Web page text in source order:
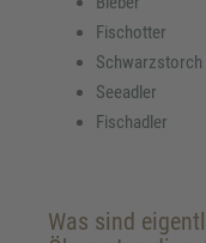
Fischotter
Schwarzstorch
Seeadler
Fischadler
Was sind